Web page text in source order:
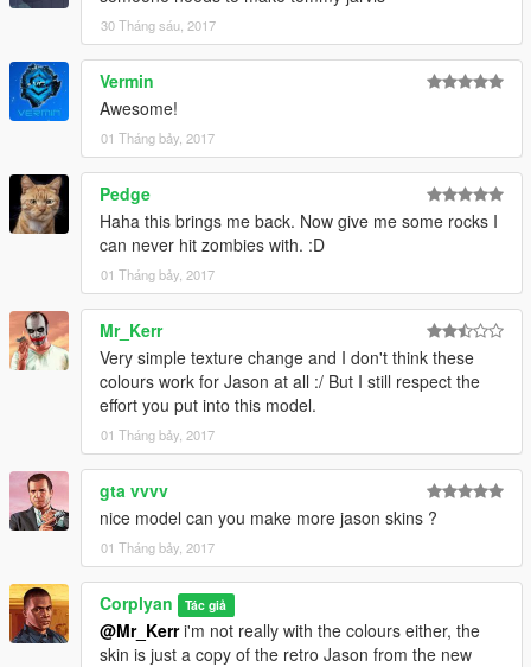
30 Tháng sáu, 2017
Vermin
Awesome!
01 Tháng bảy, 2017
Pedge
Haha this brings me back. Now give me some rocks I
can never hit zombies with. :D
01 Tháng bảy, 2017
Mr_Kerr
Very simple texture change and I don't think these
colours work for Jason at all :/ But I still respect the
effort you put into this model.
01 Tháng bảy, 2017
gta vvvv
nice model can you make more jason skins ?
01 Tháng bảy, 2017
Corplyan Tác giả
@Mr_Kerri'm not really with the colours either, the
skin is just a copy of the retro Jason from the new